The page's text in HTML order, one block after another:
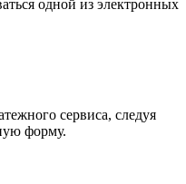
одной из электронных
сервиса, следуя
форму.